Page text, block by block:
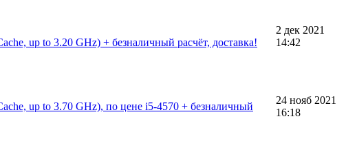
up to 3.20 GHz) + безналичный расчёт, доставка!
2 дек 2021
14:42
up to 3.70 GHz), по цене i5-4570 + безналичный
24 нояб 2021
16:18